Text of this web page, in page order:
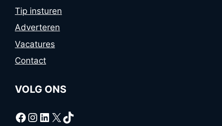
Tip insturen
Adverteren
Vacatures
Contact
VOLG ONS
Facebook
Instagram
LinkedIn
X TikTok